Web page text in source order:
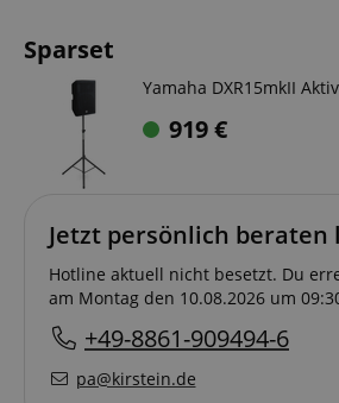
Sparset
Yamaha DXR15mkII
919€
Jetzt persönlich beraten
Hotline aktuell nicht besetzt. Du
am Montag den 10.08.2026 um
+49-8861-909494-6
pa@kirstein.de